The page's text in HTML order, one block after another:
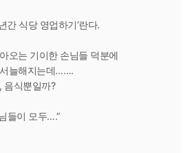
간 식당 영업하기’란다.
오는 기이한 손님들 덕분에
늘해지는데…….
음식뿐일까?
들이 모두….”